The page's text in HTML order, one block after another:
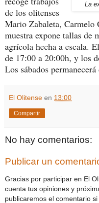
La
de los olitenses
Mario Zabaleta, Carmelo
muestra expone tallas de
agrícola hecha a escala.
de 17:00 a 20:00h, y los
Los sábados permanecerá
El Olitense en 13:00
Compartir
No hay comentarios:
Publicar un
Gracias por participar en El
cuenta tus opiniones y
publicaremos el comentario